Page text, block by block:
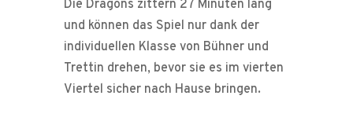
Die Dragons zittern 27 Minuten lang
und können das Spiel nur dank der
individuellen Klasse von Bühner und
Trettin drehen, bevor sie es im vierten
Viertel sicher nach Hause bringen.